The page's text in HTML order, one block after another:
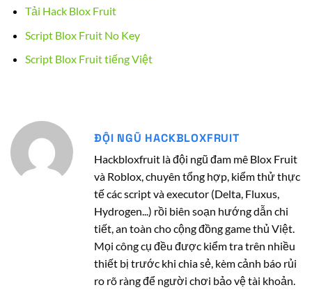
Tải Hack Blox Fruit
Script Blox Fruit No Key
Script Blox Fruit tiếng Việt
ĐỘI NGŨ HACKBLOXFRUIT
Hackbloxfruit là đội ngũ đam mê Blox Fruit
và Roblox, chuyên tổng hợp, kiểm thử thực
tế các script và executor (Delta, Fluxus,
Hydrogen...) rồi biên soạn hướng dẫn chi
tiết, an toàn cho cộng đồng game thủ Việt.
Mọi công cụ đều được kiểm tra trên nhiều
thiết bị trước khi chia sẻ, kèm cảnh báo rủi
ro rõ ràng để người chơi bảo vệ tài khoản.